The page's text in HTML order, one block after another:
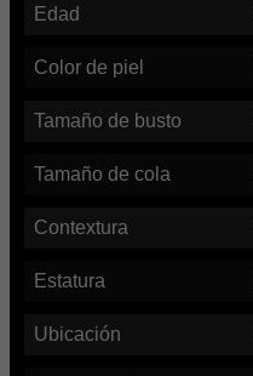
Edad
Color de piel
Tamaño de busto
Tamaño de cola
Contextura
Estatura
Ubicación